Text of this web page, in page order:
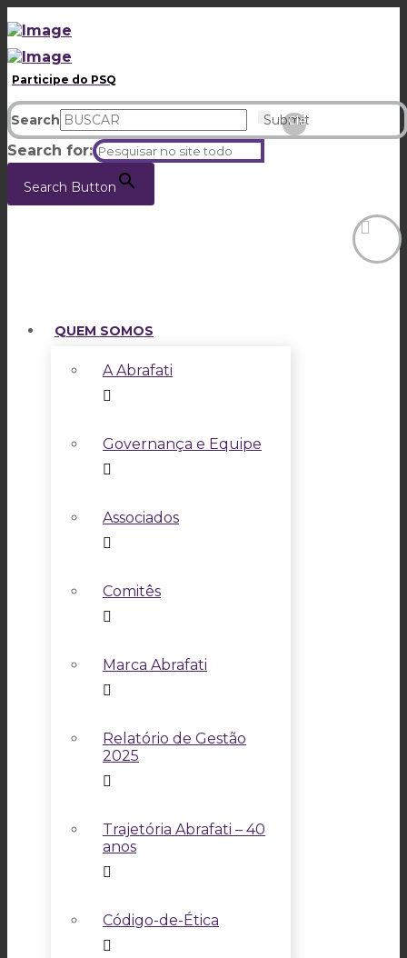
Participe do PSQ
Search Submit
Clear
Search for:
Search Button
QUEM SOMOS
A Abrafati
Governança e Equipe
Associados
Comitês
Marca Abrafati
Relatório de Gestão
2025
Trajetória Abrafati – 40
anos
Código-de-Ética